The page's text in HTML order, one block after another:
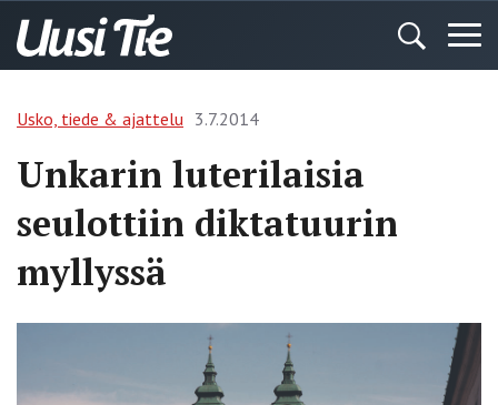
Usko, tiede & ajattelu 3.7.2014
Unkarin luterilaisia
seulottiin diktatuurin
myllyssä